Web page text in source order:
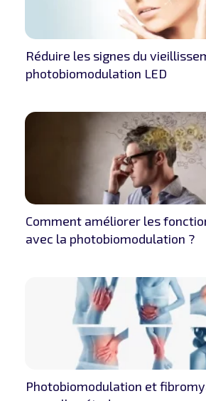
Réduire les signes du
photobiomodulation LED
Comment améliorer les
avec la photobiomodulation ?
Photobiomodulation et